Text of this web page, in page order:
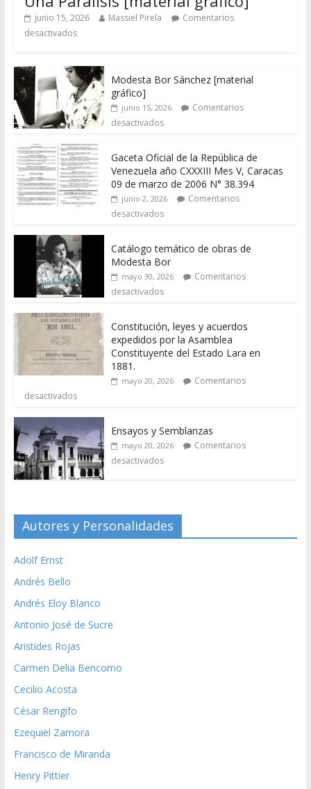
junio 15, 2026 Massiel Pirela
Comentarios
desactivados
Modesta Bor Sánchez [material
gráfico]
junio 15, 2026
Comentarios
desactivados
Gaceta Oficial de la República de
Venezuela año CXXXIII Mes V, Caracas
09 de marzo de 2006 N° 38.394
junio 2, 2026
Comentarios
desactivados
Catálogo temático de obras de
Modesta Bor
mayo 30, 2026
Comentarios
desactivados
Constitución, leyes y acuerdos
expedidos por la Asamblea
Constituyente del Estado Lara en
1881.
mayo 20, 2026
Comentarios
desactivados
Ensayos y Semblanzas
mayo 20, 2026
Comentarios
desactivados
Autores y Personalidades
Adolf Ernst
Andrés Bello
Andrés Eloy Blanco
Antonio José de Sucre
Aristides Rojas
Carmen Delia Bencomo
Cecilio Acosta
César Rengifo
Ezequiel Zamora
Francisco de Miranda
Henry Pittier